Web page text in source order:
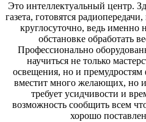
Это интеллектуальный центр.
газета, готовятся
круглосуточно, ведь
обстановке обработать
Профессионально
научиться не только
освещения, но и
вместит много желающих, но
требует усидчивости и
возможность сообщить всем
хорошо